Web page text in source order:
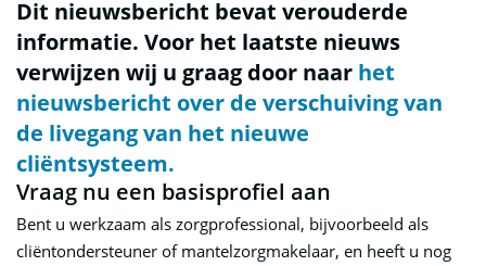
Dit nieuwsbericht bevat verouderde
informatie. Voor het laatste nieuws
verwijzen wij u graag door naar het
nieuwsbericht over de verschuiving van
de livegang van het nieuwe
cliëntsysteem.
Vraag nu een basisprofiel aan
Bent u werkzaam als zorgprofessional, bijvoorbeeld als
cliëntondersteuner of mantelzorgmakelaar, en heeft u nog